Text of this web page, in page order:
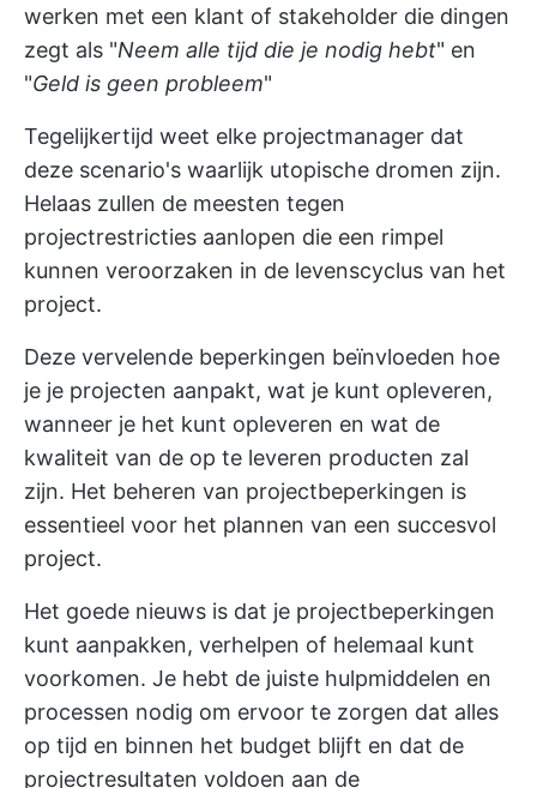
werken met een klant of stakeholder die dingen
zegt als "Neem alle tijd die je nodig hebt" en
"Geld is geen probleem"
Tegelijkertijd weet elke projectmanager dat
deze scenario's waarlijk utopische dromen zijn.
Helaas zullen de meesten tegen
projectrestricties aanlopen die een rimpel
kunnen veroorzaken in de levenscyclus van het
project.
Deze vervelende beperkingen beïnvloeden hoe
je je projecten aanpakt, wat je kunt opleveren,
wanneer je het kunt opleveren en wat de
kwaliteit van de op te leveren producten zal
zijn. Het beheren van projectbeperkingen is
essentieel voor het plannen van een succesvol
project.
Het goede nieuws is dat je projectbeperkingen
kunt aanpakken, verhelpen of helemaal kunt
voorkomen. Je hebt de juiste hulpmiddelen en
processen nodig om ervoor te zorgen dat alles
op tijd en binnen het budget blijft en dat de
projectresultaten voldoen aan de